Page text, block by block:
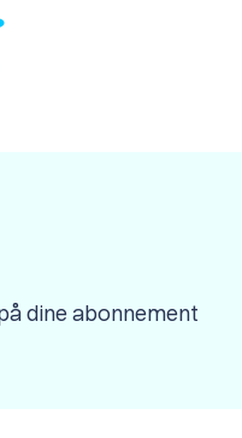
dine abonnement